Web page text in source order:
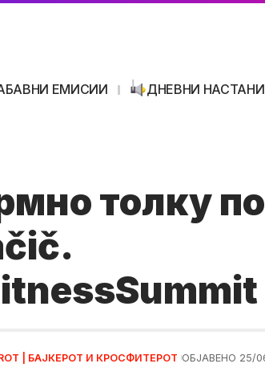
ЕМИСИИ ДНЕВНИ НАСТАНИ
толку
| БАЈКЕРОТ И КРОСФИТЕРОТ ОБЈАВЕНО 25/